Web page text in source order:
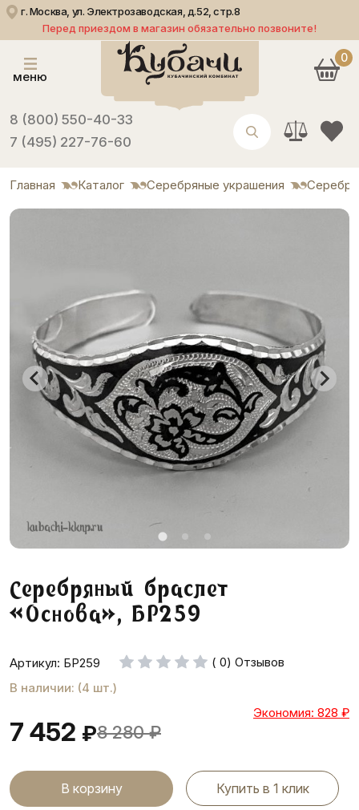
г. Москва, ул. Электрозаводская, д.52, стр.8
Перед приездом в магазин обязательно позвоните!
меню
8 (800) 550-40-33
7 (495) 227-76-60
0
Главная Каталог Серебряные украшения
Серебряный браслет
«Основа», БР259
Артикул: БР259
( 0) Отзывов
В наличии: (4 шт.)
7 452 ₽8 280 ₽
Экономия: 828 ₽
Купить в 1 клик